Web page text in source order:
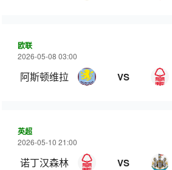
欧联
2026-05-08 03:00
阿斯顿维拉 VS
英超
2026-05-10 21:00
诺丁汉森林 VS